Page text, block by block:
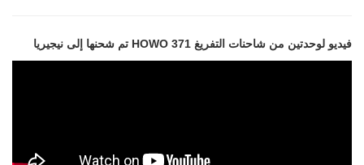
فيديو لوحدتين من شاحنات التفريغ HOWO 371 تم شحنها إلى نيجيريا